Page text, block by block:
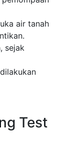
air tanah
sejak
Test